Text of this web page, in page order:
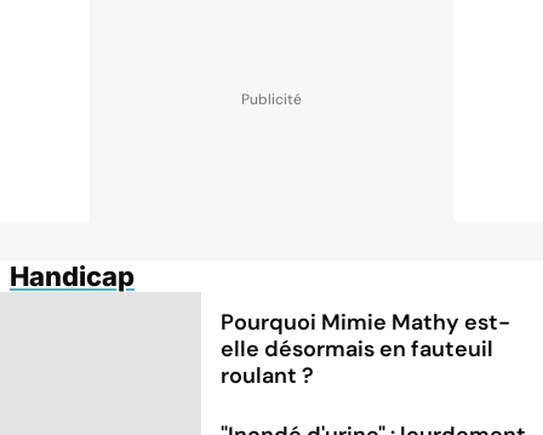
Handicap
Pourquoi Mimie Mathy est-
elle désormais en fauteuil
roulant ?